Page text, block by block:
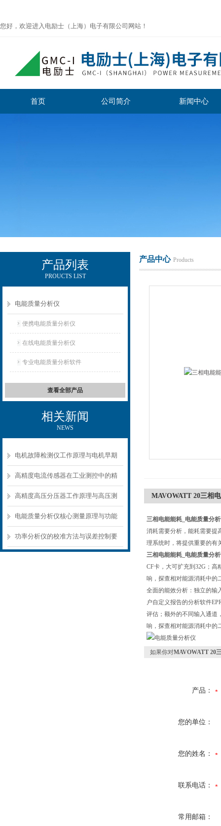
您好，欢迎进入电励士（上海）电子有限公司网站！
首页 公司简介 新闻中心
产品列表
PROUCTS LIST
电能质量分析仪
便携电能质量分析仪
在线电能质量分析仪
专业电能质量分析软件
查看全部产品
相关新闻
NEWS
电机故障检测仪工作原理与电机早期
故障诊断方案
高精度电流传感器在工业测控中的精
准测量方案
高精度高压分压器工作原理与高压测
量应用场景
电能质量分析仪核心测量原理与功能
模块解析
功率分析仪的校准方法与误差控制要
产品中心 Products
MAVOWATT 20三相
三相电能能耗_电能质量分
消耗需要分析，能耗需要提
理系统时，将提供重要的有
三相电能能耗_电能质量分
CF卡，大可扩充到32G；高
响，探查相对能源消耗中的
全面的能效分析：独立的输
户自定义报告的分析软件
评估；额外的不同输入通道
响，探查相对能源消耗中的
如果你对MAVOWATT 20
产品：
您的单位：
您的姓名：
联系电话：
常用邮箱：